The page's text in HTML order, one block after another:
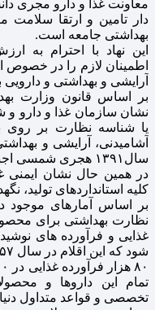
معاونت غذا و دارو مجری
دار تامین و ارتقا سلامت
بهداشتی جامعه است.
این نهاد با احترام به
اطمینان لازم را در خصوص
آرایشی و بهداشتی و
بر اساس قانون وزارت
نشان سازمان غذا و دارو و
یا شناسه نظارت بر روی
آشامیدنی، آرایشی و
سال۱۳۹۱ هجری شمسی اجباری شد.
در همین حال نشان
کلیه استانداردهای تولید،
نظارت بهداشتی برای
غذایی و فرآورده های
شود که این اقلام در سال ۱۳۵۷ به ۷۰۰ قلم کالا محدود شده بود.
تمام این داروها و
تخصصی و قواعد متداول